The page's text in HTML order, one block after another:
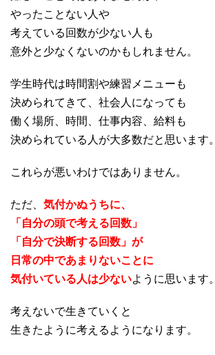
やったことない人や
考えている回数が少ない人も
意外と少なくないのかもしれません。
学生時代は時間割や練習メニューも
決められてきて、社会人になっても
働く場所、時間、仕事内容、給料も
決められている人が大多数だと思います。
これらが悪いわけではありません。
ただ、 気付かぬうちに、
「自分の頭で考える回数」
「自分で決断する回数」が
日常の中であまりないことに
気付いている人は少ないように思います。
考えないで生きていくと
生きたように考えるようになります。